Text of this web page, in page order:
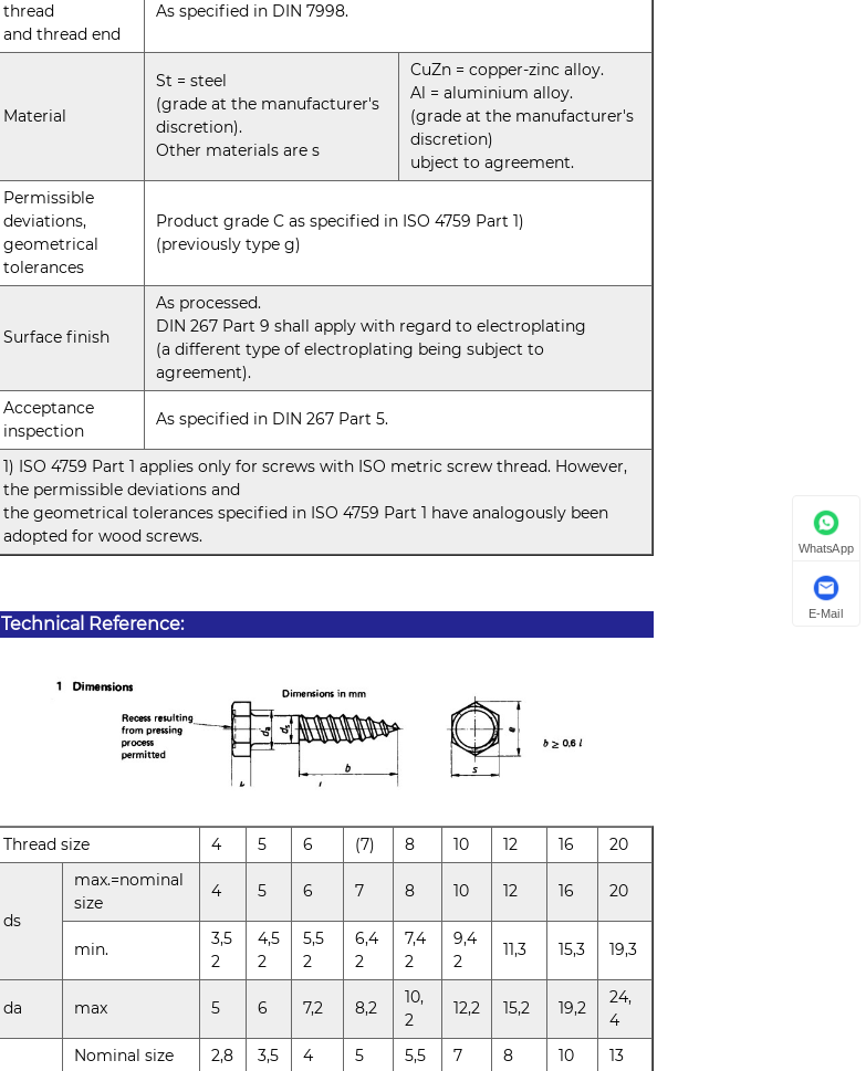
thread
and thread end
As specified in DIN 7998.
Material
St = steel
(grade at the manufacturer's
discretion).
Other materials are s
CuZn = copper-zinc alloy.
Al = aluminium alloy.
(grade at the manufacturer's
discretion)
ubject to agreement.
Permissible
deviations,
geometrical
tolerances
Product grade C as specified in ISO 4759 Part 1)
(previously type g)
Surface finish
As processed.
DIN 267 Part 9 shall apply with regard to electroplating
(a different type of electroplating being subject to
agreement).
Acceptance
inspection
As specified in DIN 267 Part 5.
1) ISO 4759 Part 1 applies only for screws with ISO metric screw thread. However,
the permissible deviations and
the geometrical tolerances specified in ISO 4759 Part 1 have analogously been
adopted for wood screws.
Technical Reference:
Thread size 4 5 6 (7) 8 10 12 16 20
ds
max.=nominal
size
4 5 6 7 8 10 12 16 20
min.
3,5
2
4,5
2
5,5
2
6,4
2
7,4
2
9,4
2
11,3 15,3 19,3
da max 5 6 7,2 8,2
10,
2
12,2 15,2 19,2
24,
4
Nominal size 2,8 3,5 4 5 5,5 7 8 10 13
WhatsApp
E-Mail